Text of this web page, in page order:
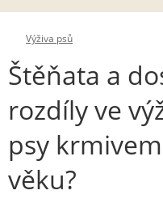
Výživa psů
Štěňata a
rozdíly ve
psy
věku?